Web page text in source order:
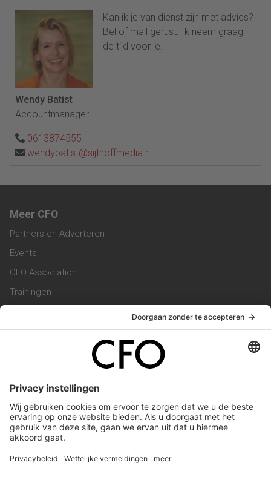
Kan ik je van dienst zijn met advies?
Bel of mail gerust. Ik neem graag
de tijd voor je.
Wendy Batist
Accountmanager
0613874555
wendybatist@sijthoffmedia.nl
Meer CFO
Partners en Adverteren
Events
CFO Association
Trainingen
Vacatures
Service & Contact
Werken bij ons
Privacy Statement
Algemene Voorwaarden